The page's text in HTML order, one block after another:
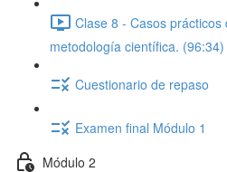
Clase 8 - Casos
metodología científica. (96:34)
Cuestionario de repaso
Examen final Módulo 1
Módulo 2